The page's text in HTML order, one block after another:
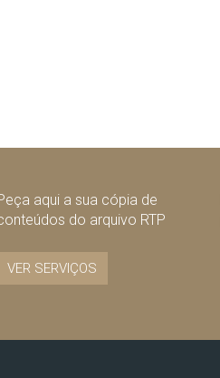
aqui a sua cópia de
do arquivo RTP
VER SERVIÇOS